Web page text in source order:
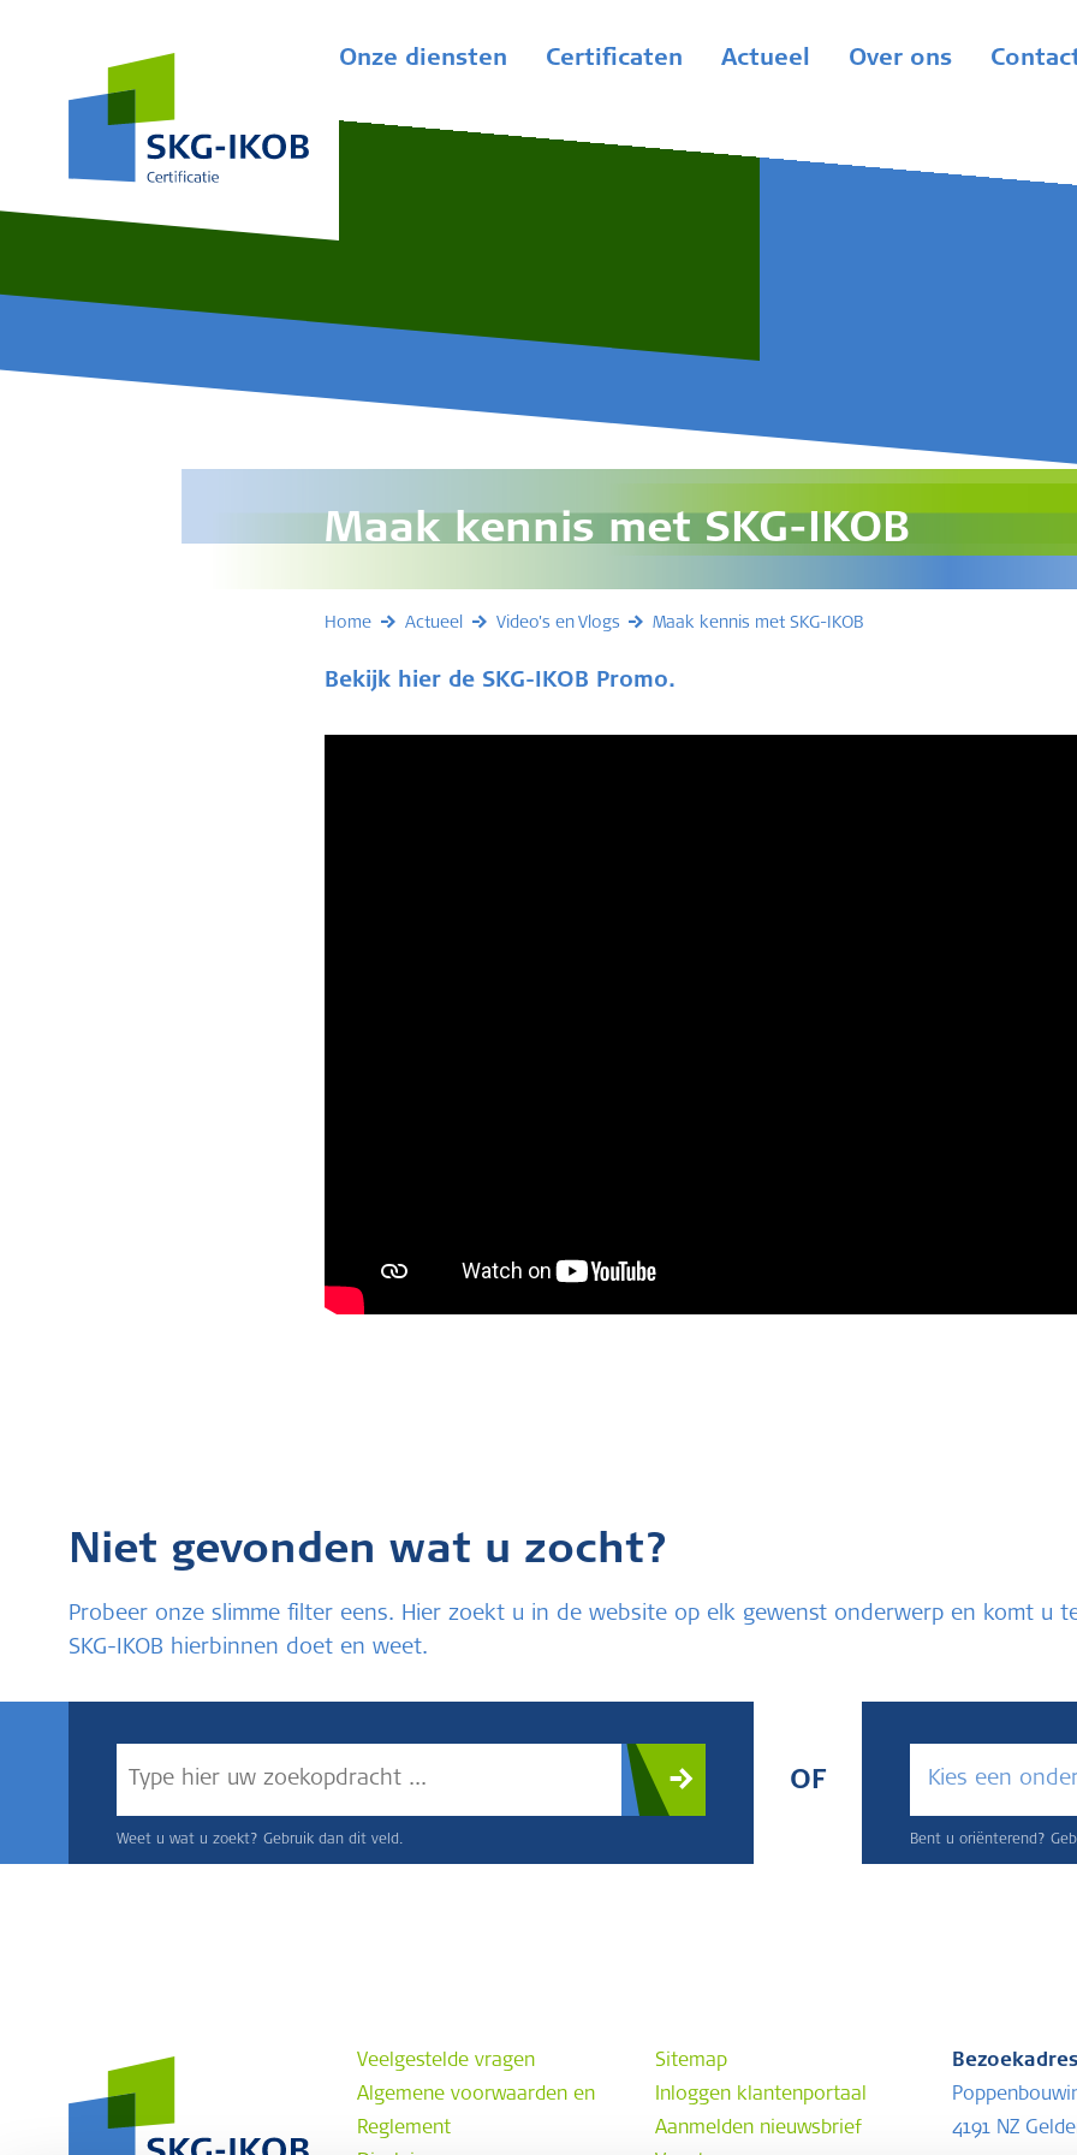
Onze diensten Certificaten Actueel Over ons
Maak kennis met SKG-IKOB
Home Actueel Video's en Vlogs Maak kennis met SKG-IKOB
Bekijk hier de SKG-IKOB Promo.
Niet gevonden wat u zocht?
Probeer onze slimme filter eens. Hier zoekt u in de website op elk gewenst onderwerp en komt u
SKG-IKOB hierbinnen doet en weet.
Weet u wat u zoekt? Gebruik dan dit veld.
OF Kies een
Bent u oriënterend?
Veelgestelde vragen
Algemene voorwaarden en
Reglement
Sitemap
Inloggen klantenportaal
Aanmelden nieuwsbrief
Bezoekadres
4191 NZ